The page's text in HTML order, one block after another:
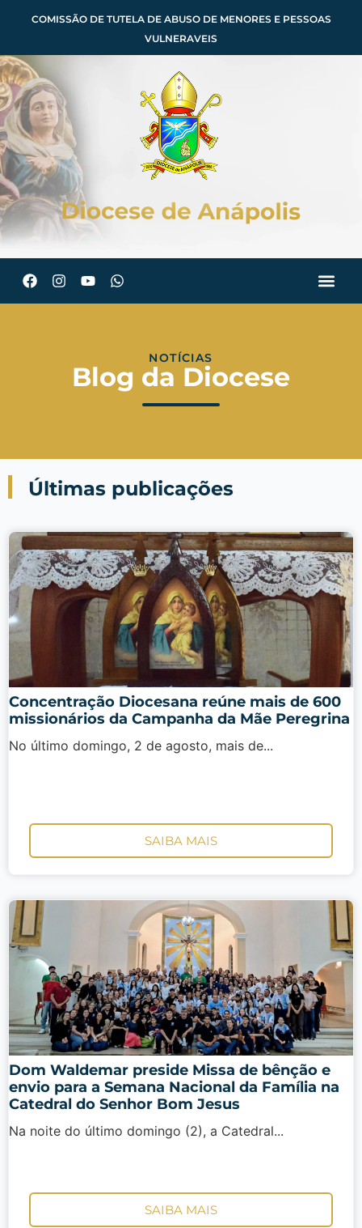
COMISSÃO DE TUTELA DE ABUSO DE MENORES E PESSOAS
VULNERAVEIS
NOTÍCIAS
Blog da Diocese
Últimas publicações
Concentração Diocesana reúne mais de 600
missionários da Campanha da Mãe Peregrina
No último domingo, 2 de agosto, mais de...
SAIBA MAIS
Dom Waldemar preside Missa de bênção e
envio para a Semana Nacional da Família na
Catedral do Senhor Bom Jesus
Na noite do último domingo (2), a Catedral...
SAIBA MAIS